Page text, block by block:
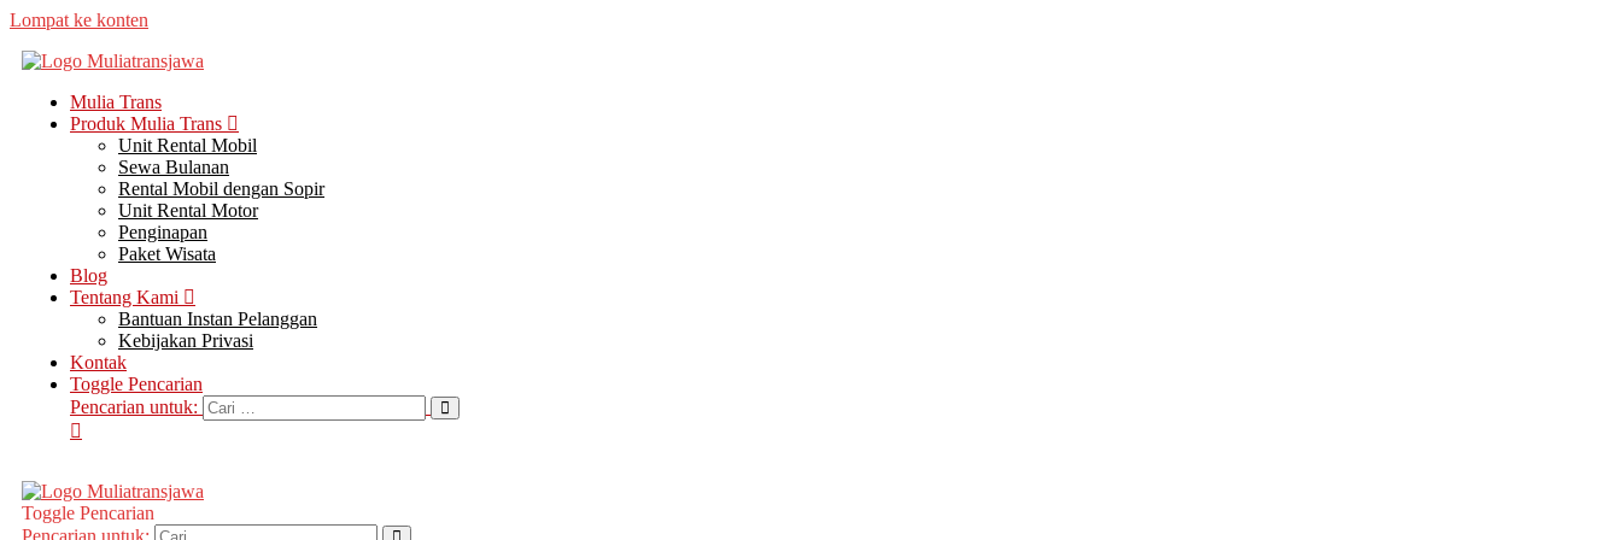
Lompat ke konten
Mulia Trans
Produk Mulia Trans
Unit Rental Mobil
Sewa Bulanan
Rental Mobil dengan Sopir
Unit Rental Motor
Penginapan
Paket Wisata
Blog
Tentang Kami
Bantuan Instan Pelanggan
Kebijakan Privasi
Kontak
Toggle Pencarian
Pencarian untuk:
Toggle Pencarian
Pencarian untuk: